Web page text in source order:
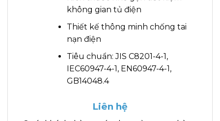
không gian tủ điện
Thiết kế thông minh chống tai
nạn điện
Tiêu chuẩn: JIS C8201-4-1,
IEC60947-4-1, EN60947-4-1,
GB14048.4
Liên hệ